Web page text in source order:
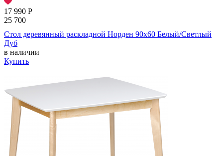
17 990 Р
25 700
Стол деревянный раскладной Норден 90х60 Белый/Светлый
Дуб
в наличии
Купить